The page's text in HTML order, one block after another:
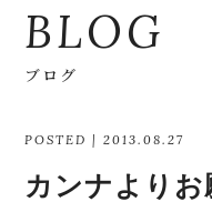
BLOG
ブログ
POSTED | 2013.08.27
カンナよりお